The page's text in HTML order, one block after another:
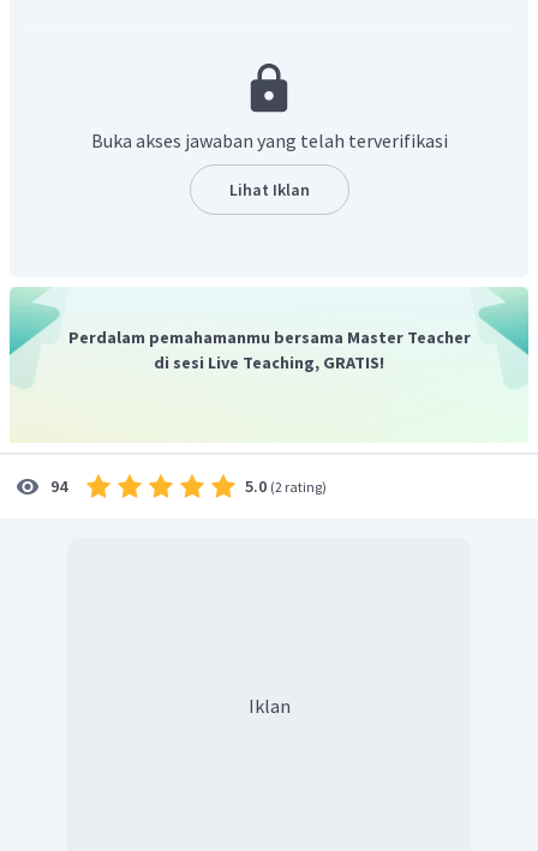
bernilai (+)
b. Tanda pertidaksamaan
bernilai (+)
diarsir pada daerah himpunan penyelesaian adalah diatas
garis pembatas.
Grafik
Buka akses jawaban yang telah terverifikasi
Lihat Iklan
Perdalam pemahamanmu bersama Master Teacher
di sesi Live Teaching, GRATIS!
94 5.0 (2 rating)
Iklan